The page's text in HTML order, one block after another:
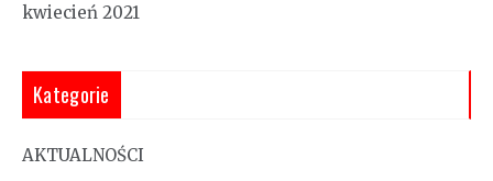
kwiecień 2021
Kategorie
AKTUALNOŚCI